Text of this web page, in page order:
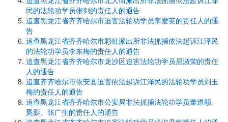
民的法轮功学员张剑的责任人的通告
追查黑龙江省齐齐哈尔市迫害法轮功学员李爱英的责任人的通
告
追查黑龙江省齐齐哈尔市彩虹派出所非法抓捕依法起诉江泽民
的法轮功学员李东梅的责任人的通告
追查黑龙江省齐齐哈尔市龙沙区迫害法轮功学员屈淑荣的责任
人的通告
追查齐齐哈尔市依安县迫害依法起诉江泽民的法轮功学员刘玉
梅的责任人的通告
追查黑龙江省齐齐哈尔市公安局非法抓捕法轮功学员董道顺、
奚影、张广生的责任人的通告